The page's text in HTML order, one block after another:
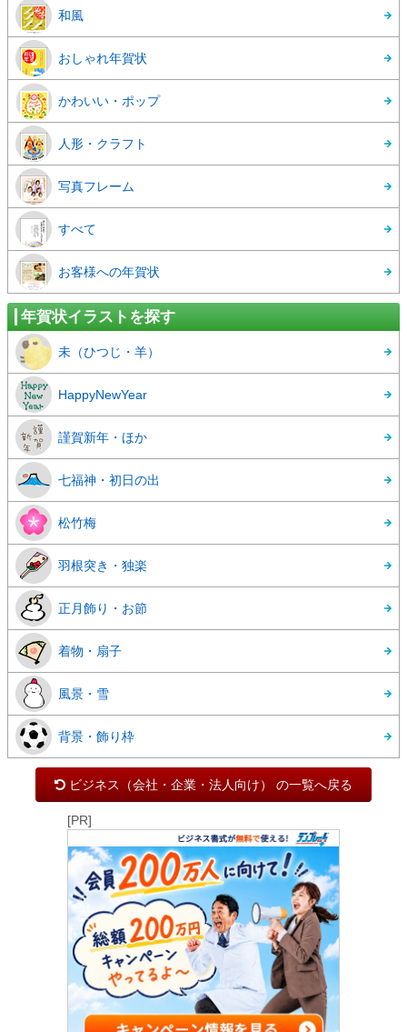
和風
おしゃれ年賀状
かわいい・ポップ
人形・クラフト
写真フレーム
すべて
お客様への年賀状
年賀状イラストを探す
未（ひつじ・羊）
HappyNewYear
謹賀新年・ほか
七福神・初日の出
松竹梅
羽根突き・独楽
正月飾り・お節
着物・扇子
風景・雪
背景・飾り枠
ビジネス（会社・企業・法人向け） の一覧へ戻る
[PR]